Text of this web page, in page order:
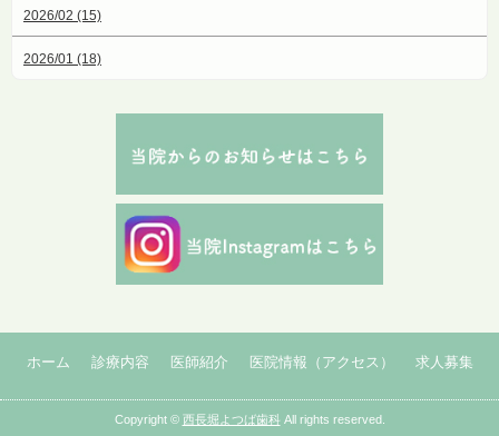
2026/02 (15)
2026/01 (18)
ホーム 診療内容 医師紹介 医院情報（アクセス） 求人募集
Copyright © 西長堀よつば歯科All rights reserved.